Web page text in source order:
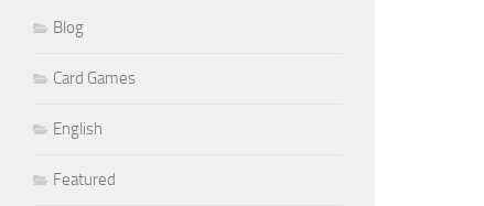
Blog
Card Games
English
Featured